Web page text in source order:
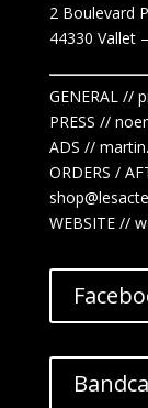
2 Boulevard
44330 Vallet–
GENERAL //
PRESS //
ADS //
ORDERS /
WEBSITE //